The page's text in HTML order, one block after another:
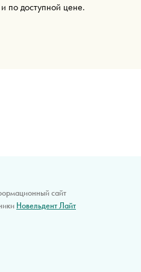
по доступной цене.
сайт
Новельдент Лайт